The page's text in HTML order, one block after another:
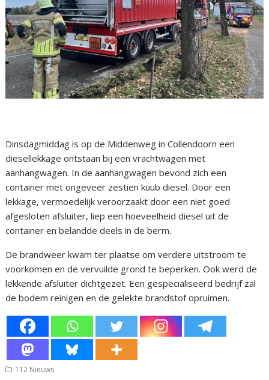
Dinsdagmiddag is op de Middenweg in Collendoorn een
diesellekkage ontstaan bij een vrachtwagen met
aanhangwagen. In de aanhangwagen bevond zich een
container met ongeveer zestien kuub diesel. Door een
lekkage, vermoedelijk veroorzaakt door een niet goed
afgesloten afsluiter, liep een hoeveelheid diesel uit de
container en belandde deels in de berm.
De brandweer kwam ter plaatse om verdere uitstroom te
voorkomen en de vervuilde grond te beperken. Ook werd de
lekkende afsluiter dichtgezet. Een gespecialiseerd bedrijf zal
de bodem reinigen en de gelekte brandstof opruimen.
112 Nieuws